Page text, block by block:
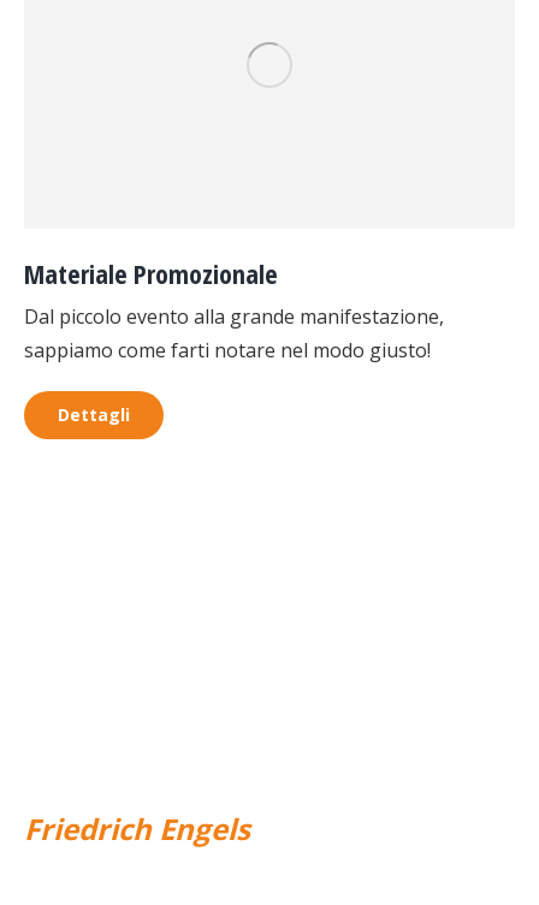
Materiale Promozionale
Dal piccolo evento alla grande manifestazione,
sappiamo come farti notare nel modo giusto!
Dettagli
Friedrich Engels